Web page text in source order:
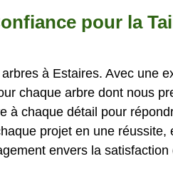
pour la
à Estaires. Avec une
chaque arbre dont nous
à chaque détail pour
projet en une réussite,
envers la